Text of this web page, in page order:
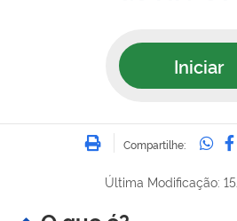
Iniciar
Imprimir
Compartilhe:
Última Modificação: